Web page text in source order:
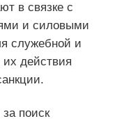
в связке с
и силовыми
служебной и
их действия
поиск